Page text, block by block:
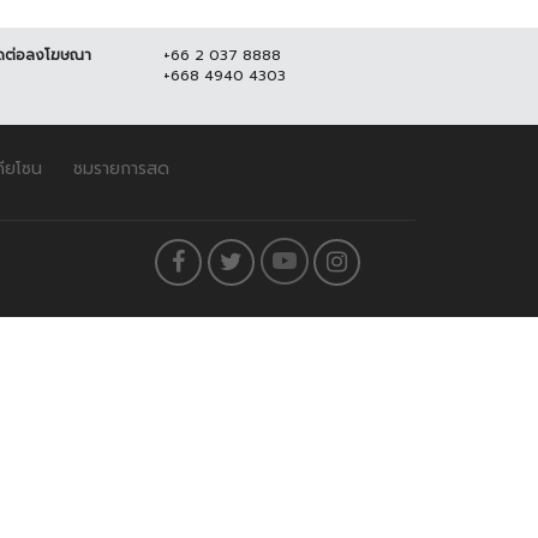
อลงโฆษณา
+66 2 037 8888
+668 4940 4303
ยโซน ชมรายการสด